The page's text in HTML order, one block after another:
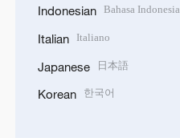
Indonesian Bahasa Indonesia
Italian Italiano
Japanese 日本語
Korean 한국어